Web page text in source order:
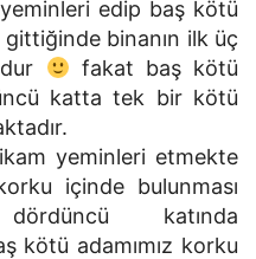
edip baş kötü
binanın ilk üç
fakat baş kötü
katta tek bir kötü
yeminleri etmekte
içinde bulunması
katında
kötü adamımız korku